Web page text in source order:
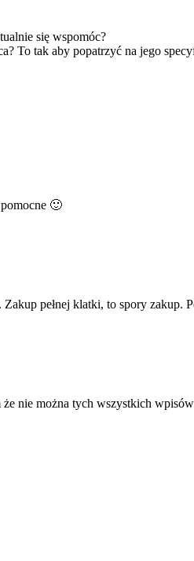
się wspomóc?
To tak aby popatrzyć na jego
🙂
pełnej klatki, to spory zakup.
nie można tych wszystkich